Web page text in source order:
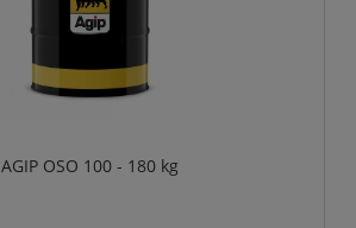
AGIP OSO 100 - 180 kg